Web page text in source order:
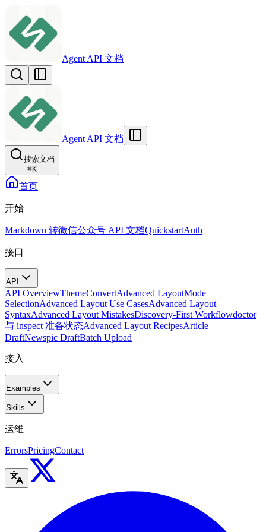
Agent API 文档
Agent API 文档
搜索文档
⌘K
首页
开始
Markdown 转微信公众号 API 文档QuickstartAuth
接口
API
API OverviewThemeConvertAdvanced LayoutMode
SelectionAdvanced Layout Use CasesAdvanced Layout
SyntaxAdvanced Layout MistakesDiscovery-First Workflowdoctor
与 inspect 准备状态Advanced Layout RecipesArticle
DraftNewspic DraftBatch Upload
接入
Examples
Skills
运维
ErrorsPricingContact